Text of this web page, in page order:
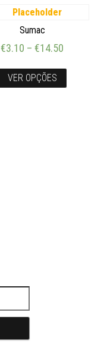
Sumac
€3.10 –€14.50
VER OPÇÕES